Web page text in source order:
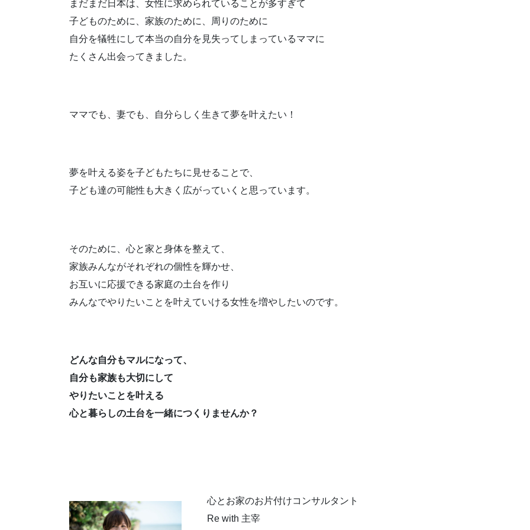
まだまだ日本は、女性に求められていることが多すぎて
子どものために、家族のために、周りのために
自分を犠牲にして本当の自分を見失ってしまっているママに
たくさん出会ってきました。
ママでも、妻でも、自分らしく生きて夢を叶えたい！
夢を叶える姿を子どもたちに見せることで、
子ども達の可能性も大きく広がっていくと思っています。
そのために、心と家と身体を整えて、
家族みんながそれぞれの個性を輝かせ、
お互いに応援できる家庭の土台を作り
みんなでやりたいことを叶えていける女性を増やしたいのです。
どんな自分もマルになって、
自分も家族も大切にして
やりたいことを叶える
心と暮らしの土台を一緒につくりませんか？
心とお家のお片付けコンサルタント
Re with 主宰